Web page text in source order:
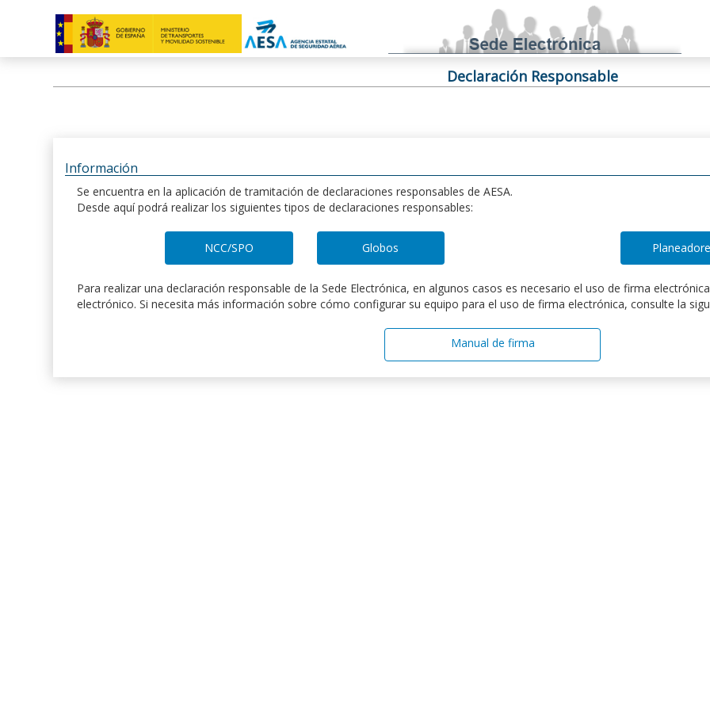
Declaración Responsable
Información
Se encuentra en la aplicación de tramitación de declaraciones responsables de AESA.
Desde aquí podrá realizar los siguientes tipos de declaraciones responsables:
Para realizar una declaración responsable de la Sede Electrónica, en algunos casos es necesario el uso de firma
electrónico. Si necesita más información sobre cómo configurar su equipo para el uso de firma electrónica, consulte la
Manual de firma